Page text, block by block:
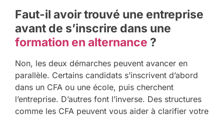
Faut-il avoir trouvé une entreprise
avant de s’inscrire dans une
formation en alternance ?
Non, les deux démarches peuvent avancer en
parallèle. Certains candidats s’inscrivent d’abord
dans un CFA ou une école, puis cherchent
l’entreprise. D’autres font l’inverse. Des structures
comme les CFA peuvent vous aider à clarifier votre